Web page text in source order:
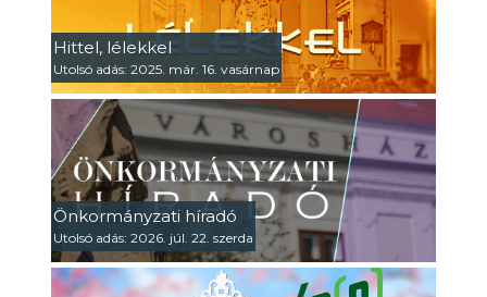
Hittel, lélekkel
Utolsó adás: 2025. már. 16. vasárnap
Önkormányzati híradó
Utolsó adás: 2026. júl. 22. szerda